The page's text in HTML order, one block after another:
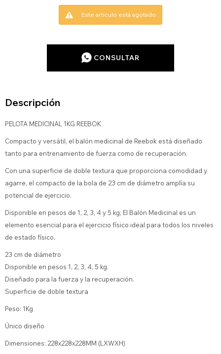
Este artículo está agotado.
CONSULTAR
Descripción
PELOTA MEDICINAL 1KG REEBOK
Compacto y versátil, el balón medicinal de Reebok está diseñado
tanto para entrenamiento de fuerza como de recuperación.
Con una superficie de doble textura que proporciona comodidad y
agarre, el compacto de la bola de 23 cm de diámetro amplía su
potencial de ejercicio.
Disponible en pesos de 1, 2, 3, 4 y 5 kg; El Balón Medicinal es un
elemento esencial para el ejercicio físico ideal para todos los niveles
de estado físico.
23 cm de diámetro
Disponible en pesos 1, 2, 3, 4, 5 kg.
Diseñado para la fuerza y ​​la recuperación.
Superficie de doble textura
Peso: 1Kg
Único diseño
Dimensiones: 228x228x228MM (LXWXH)